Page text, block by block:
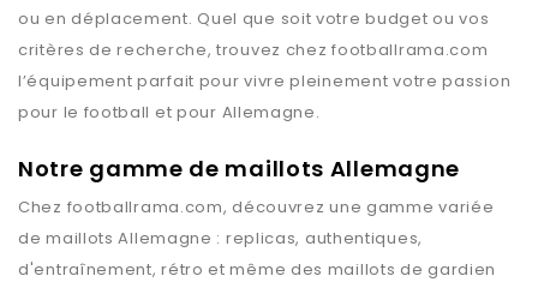
ou en déplacement. Quel que soit votre budget ou vos
critères de recherche, trouvez chezfootballrama.com
l’équipement parfait pour vivre pleinement votre passion
pour le football et pour Allemagne.
Notre gamme de maillots Allemagne
Chez footballrama.com, découvrez une gamme variée
de maillotsAllemagne : replicas, authentiques,
d'entraînement, rétro et même des maillots de gardien